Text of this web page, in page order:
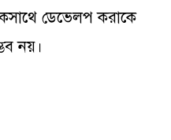
ডেভেলপ করাকে
নয়।